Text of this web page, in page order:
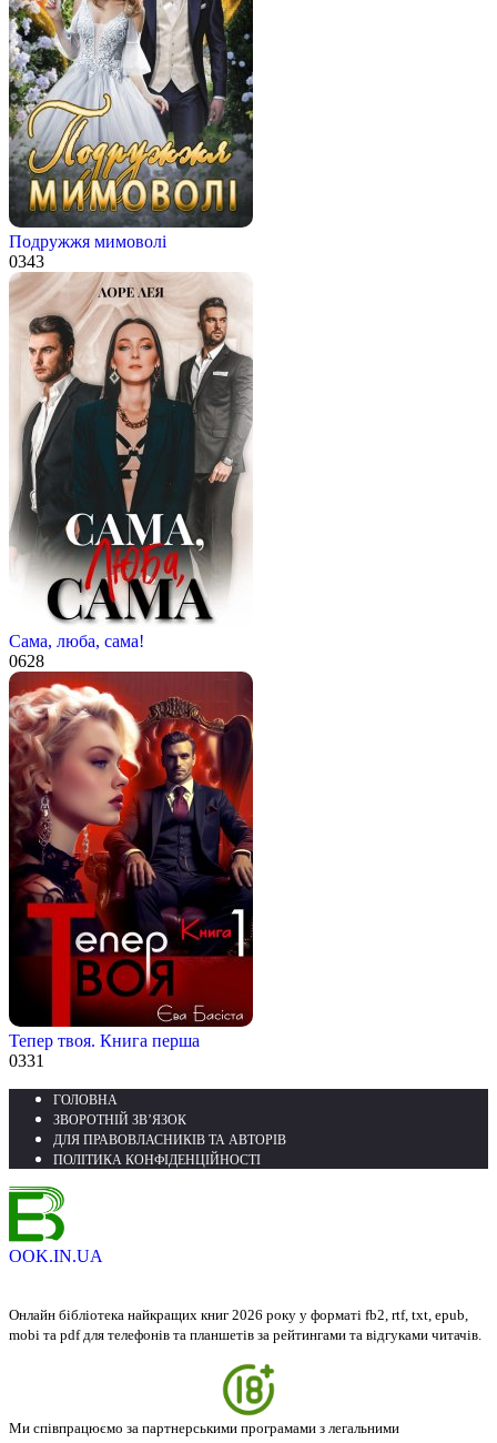
Подружжя мимоволі
0343
Сама, люба, сама!
0628
Тепер твоя. Книга перша
0331
ГОЛОВНА
ЗВОРОТНІЙ ЗВ’ЯЗОК
ДЛЯ ПРАВОВЛАСНИКІВ ТА АВТОРІВ
ПОЛІТИКА КОНФІДЕНЦІЙНОСТІ
OOK.IN.UA
Онлайн бібліотека найкращих книг 2026 року у форматі fb2, rtf, txt, epub,
mobi та pdf для телефонів та планшетів за рейтингами та відгуками читачів.
Ми співпрацюємо за партнерськими програмами з легальними